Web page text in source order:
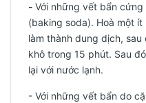
- Với những vết bẩn
(baking soda). Hoà một
làm thành dung dịch,
khô trong 15 phút. Sau
lại với nước lạnh.
- Với những vết bẩn do